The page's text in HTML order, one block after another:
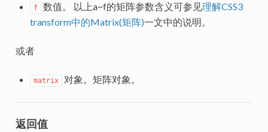
f 数值。 以上a~f的矩阵参数含义可参见理解CSS3
transform中的Matrix(矩阵)一文中的说明。
或者
matrix 对象。矩阵对象。
返回值